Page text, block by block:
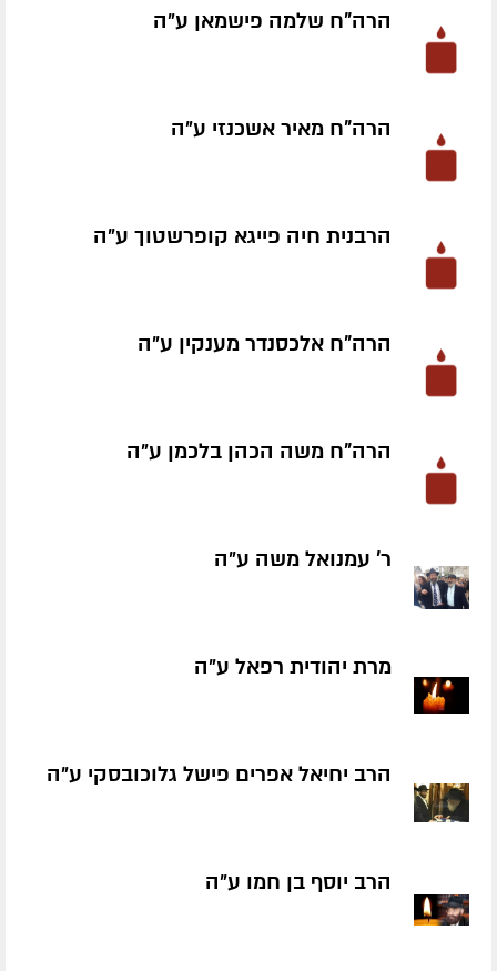
הרה"ח שלמה פישמאן ע״ה
הרה"ח מאיר אשכנזי ע״ה
הרבנית חיה פייגא קופרשטוך ע״ה
הרה"ח אלכסנדר מענקין ע״ה
הרה"ח משה הכהן בלכמן ע״ה
ר' עמנואל משה ע״ה
מרת יהודית רפאל ע״ה
הרב יחיאל אפרים פישל גלוכובסקי ע״ה
הרב יוסף בן חמו ע״ה